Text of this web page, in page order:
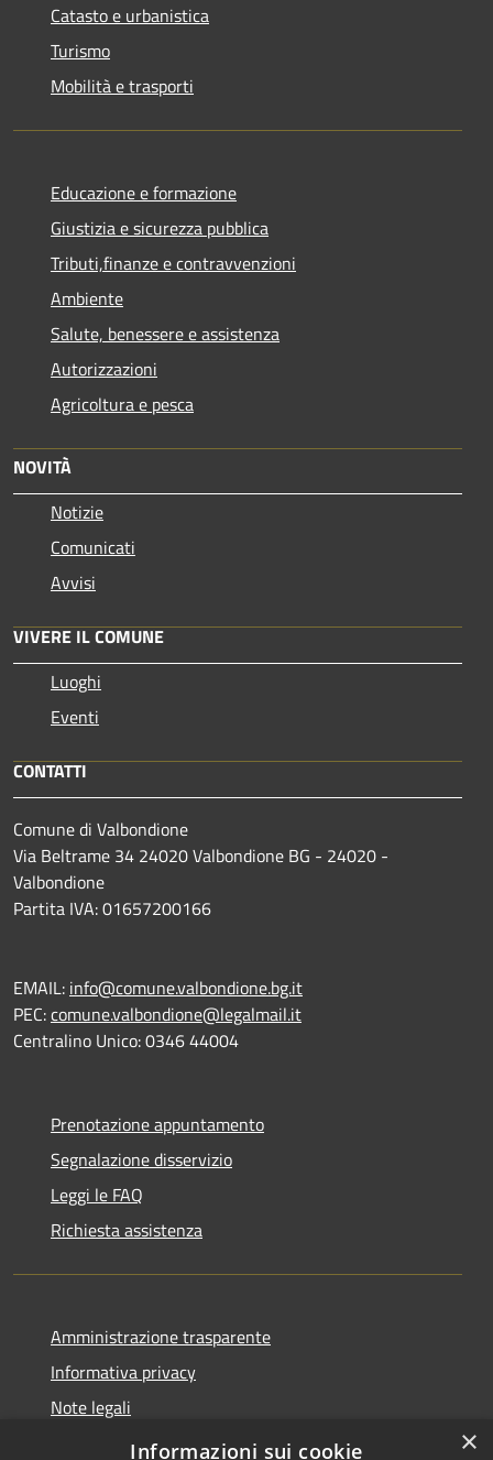
Catasto e urbanistica
Turismo
Mobilità e trasporti
Educazione e formazione
Giustizia e sicurezza pubblica
Tributi,finanze e contravvenzioni
Ambiente
Salute, benessere e assistenza
Autorizzazioni
Agricoltura e pesca
NOVITÀ
Notizie
Comunicati
Avvisi
VIVERE IL COMUNE
Luoghi
Eventi
CONTATTI
Comune di Valbondione
Via Beltrame 34 24020 Valbondione BG - 24020 -
Valbondione
Partita IVA: 01657200166
EMAIL: info@comune.valbondione.bg.it
PEC:comune.valbondione@legalmail.it
Centralino Unico: 0346 44004
Prenotazione appuntamento
Segnalazione disservizio
Leggi le FAQ
Richiesta assistenza
Amministrazione trasparente
Informativa privacy
Note legali
Dichiarazione di accessibilità
×
Informazioni sui cookie